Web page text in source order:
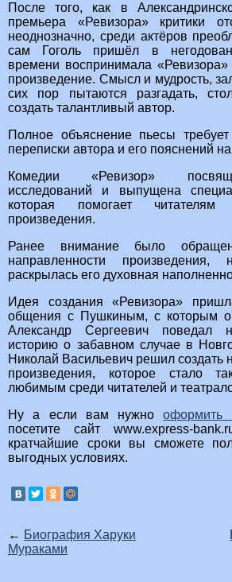
После того, как в
премьера «Ревизора» критики
неоднозначно, среди актёров
сам Гоголь пришёл в
времени воспринимала «Ревизора»
произведение. Смысл и мудрость,
сих пор пытаются разгадать,
создать талантливый автор.
Полное объяснение пьесы
переписки автора и его пояснений на
Комедии «Ревизор»
исследований и выпущена
которая помогает
произведения.
Ранее внимание было
направленности
раскрылась его духовная
Идея создания «Ревизора»
общения с Пушкиным, с которым
Александр Сергеевич поведал
историю о забавном случае в
Николай Васильевич решил создать
произведения, которое стало
любимым среди читателей и
Ну а если вам нужнооформить
посетите сайт www.express-
кратчайшие сроки вы сможете
выгодных условиях.
← Биография Харуки
Мураками